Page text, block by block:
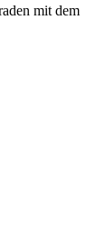
mit dem